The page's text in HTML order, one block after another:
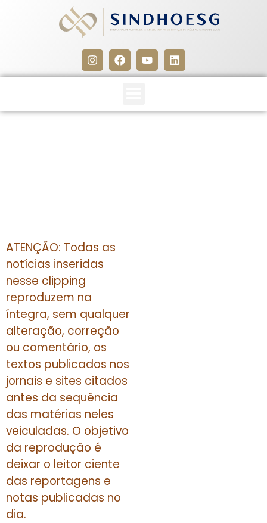
ATENÇÃO: Todas as
notícias inseridas
nesse clipping
reproduzem na
íntegra, sem qualquer
alteração, correção
ou comentário, os
textos publicados nos
jornais e sites citados
antes da sequência
das matérias neles
veiculadas. O objetivo
da reprodução é
deixar o leitor ciente
das reportagens e
notas publicadas no
dia.